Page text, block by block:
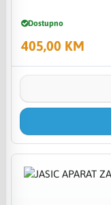
Dostupno
405,00 KM